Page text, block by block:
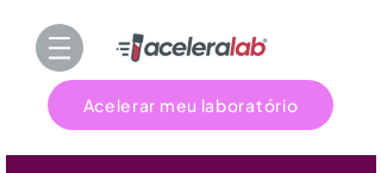
Acelerar meu laboratório